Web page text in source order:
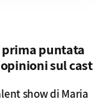
prima puntata
sul cast
show di Maria